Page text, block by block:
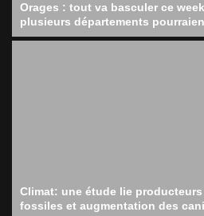
Orages : tout va basculer ce
plusieurs départements
Climat: une étude lie producteurs
fossiles et augmentation des